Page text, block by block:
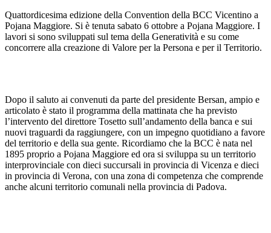
Quattordicesima edizione della Convention della BCC Vicentino a
Pojana Maggiore. Si è tenuta sabato 6 ottobre a Pojana Maggiore. I
lavori si sono sviluppati sul tema della Generatività e su come
concorrere alla creazione di Valore per la Persona e per il Territorio.
Dopo il saluto ai convenuti da parte del presidente Bersan, ampio e
articolato è stato il programma della mattinata che ha previsto
l’intervento del direttore Tosetto sull’andamento della banca e sui
nuovi traguardi da raggiungere, con un impegno quotidiano a favore
del territorio e della sua gente. Ricordiamo che la BCC è nata nel
1895 proprio a Pojana Maggiore ed ora si sviluppa su un territorio
interprovinciale con dieci succursali in provincia di Vicenza e dieci
in provincia di Verona, con una zona di competenza che comprende
anche alcuni territorio comunali nella provincia di Padova.